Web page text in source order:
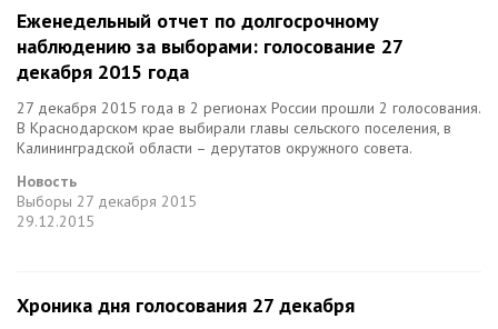
Еженедельный отчет по долгосрочному
наблюдению за выборами: голосование 27
декабря 2015 года
27 декабря 2015 года в 2 регионах России прошли 2 голосования.
В Краснодарском крае выбирали главы сельского поселения, в
Калининградской области – дерутатов окружного совета.
Новость
Выборы 27 декабря 2015
29.12.2015
Хроника дня голосования 27 декабря